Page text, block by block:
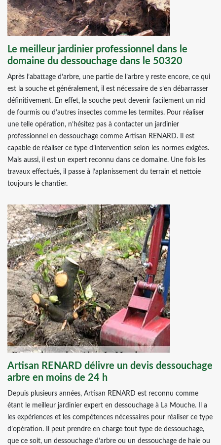
Le meilleur jardinier professionnel dans le
domaine du dessouchage dans le 50320
Après l’abattage d’arbre, une partie de l’arbre y reste encore, ce qui
est la souche et généralement, il est nécessaire de s’en débarrasser
définitivement. En effet, la souche peut devenir facilement un nid
de fourmis ou d’autres insectes comme les termites. Pour réaliser
une telle opération, n’hésitez pas à contacter un jardinier
professionnel en dessouchage comme Artisan RENARD. Il est
capable de réaliser ce type d’intervention selon les normes exigées.
Mais aussi, il est un expert reconnu dans ce domaine. Une fois les
travaux effectués, il passe à l’aplanissement du terrain et nettoie
toujours le chantier.
Artisan RENARD délivre un devis dessouchage
arbre en moins de 24 h
Depuis plusieurs années, Artisan RENARD est reconnu comme
étant le meilleur jardinier expert en dessouchage à La Mouche. Il a
les expériences et les compétences nécessaires pour réaliser ce type
d’opération. Il peut prendre en charge tout type de dessouchage,
que ce soit, un dessouchage d’arbre ou un dessouchage de haie ou